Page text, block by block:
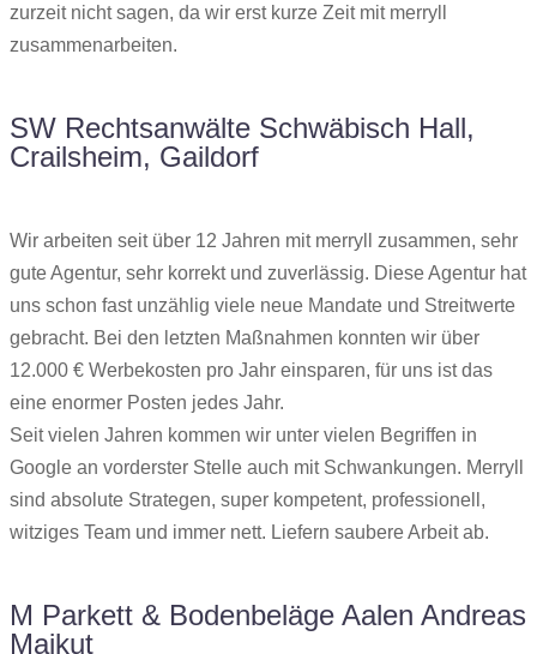
zurzeit nicht sagen, da wir erst kurze Zeit mit merryll
zusammenarbeiten.
SW Rechtsanwälte Schwäbisch Hall,
Crailsheim, Gaildorf
Wir arbeiten seit über 12 Jahren mit merryll zusammen, sehr
gute Agentur, sehr korrekt und zuverlässig. Diese Agentur hat
uns schon fast unzählig viele neue Mandate und Streitwerte
gebracht. Bei den letzten Maßnahmen konnten wir über
12.000 € Werbekosten pro Jahr einsparen, für uns ist das
eine enormer Posten jedes Jahr.
Seit vielen Jahren kommen wir unter vielen Begriffen in
Google an vorderster Stelle auch mit Schwankungen. Merryll
sind absolute Strategen, super kompetent, professionell,
witziges Team und immer nett. Liefern saubere Arbeit ab.
M Parkett & Bodenbeläge Aalen Andreas
Majkut